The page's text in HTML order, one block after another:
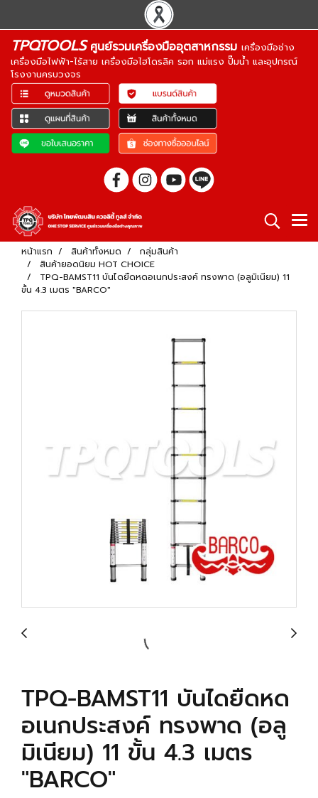
TPQTOOLSศูนย์รวมเครื่องมืออุตสาหกรรม เครื่องมือช่าง
เครื่องมือไฟฟ้า-ไร้สาย เครื่องมือไฮโดรลิค รอก แม่แรง ปั๊มน้ำ และอุปกรณ์
โรงงานครบวงจร
หน้าแรก สินค้าทั้งหมด
กลุ่มสินค้า
สินค้ายอดนิยม HOT CHOICE
TPQ-BAMST11 บันไดยืดหดอเนกประสงค์ ทรงพาด (อลูมิเนียม) 11
ขั้น 4.3 เมตร "BARCO"
TPQ-BAMST11 บันไดยืดหด
อเนกประสงค์ ทรงพาด (อลู
มิเนียม) 11 ขั้น 4.3 เมตร
"BARCO"